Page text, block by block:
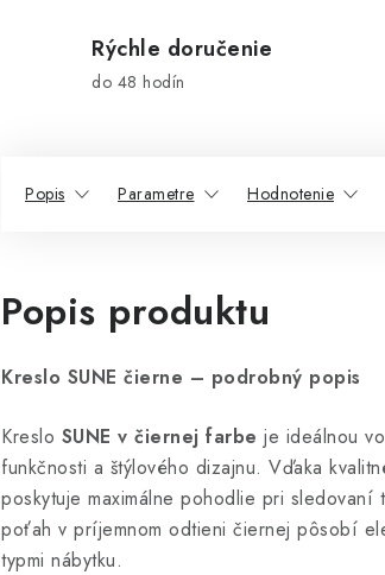
Rýchle doručenie
do 48 hodín
Popis Parametre Hodnotenie
Popis produktu
Kreslo SUNE čierne – podrobný popis
Kreslo SUNE v čiernej farbe je ideálnou
funkčnosti a štýlového dizajnu. Vďaka
poskytuje maximálne pohodlie pri
poťah v príjemnom odtieni čiernej pôsobí
typmi nábytku.